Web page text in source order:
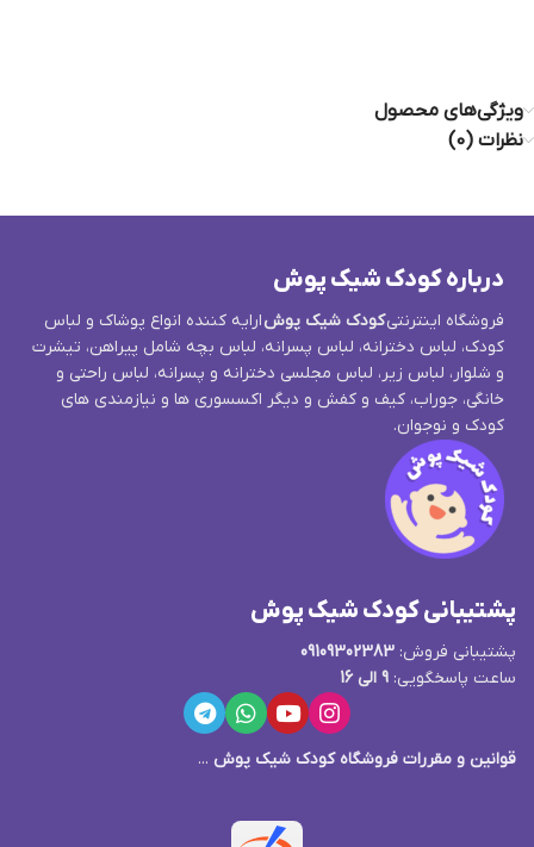
ویژگی‌های محصول
نظرات (0)
درباره کودک شیک پوش
فروشگاه اینترنتیکودک شیک پوشارایه کننده انواع پوشاک و لباس
کودک، لباس دخترانه، لباس پسرانه، لباس بچه شامل پیراهن، تیشرت
و شلوار، لباس زیر، لباس مجلسی دخترانه و پسرانه، لباس راحتی و
خانگی، جوراب، کیف و کفش و دیگر اکسسوری ها و نیازمندی های
کودک و نوجوان.
پشتیبانی کودک شیک پوش
پشتیبانی فروش: 09109302383
ساعت پاسخگویی: 9 الی 16
قوانین و مقررات فروشگاه کودک شیک پوش ...